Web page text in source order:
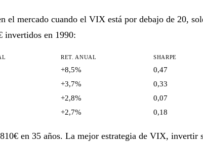
el mercado cuando el VIX está por debajo de 20,
invertidos en 1990:
RET. ANUAL SHARPE
+8,5% 0,47
+3,7% 0,33
+2,8% 0,07
+2,7% 0,18
en 35 años. La mejor estrategia de VIX, invertir